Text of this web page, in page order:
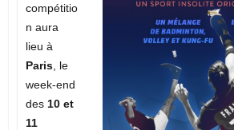
compétitio
n aura
lieu à
Paris, le
week-end
des 10 et
11